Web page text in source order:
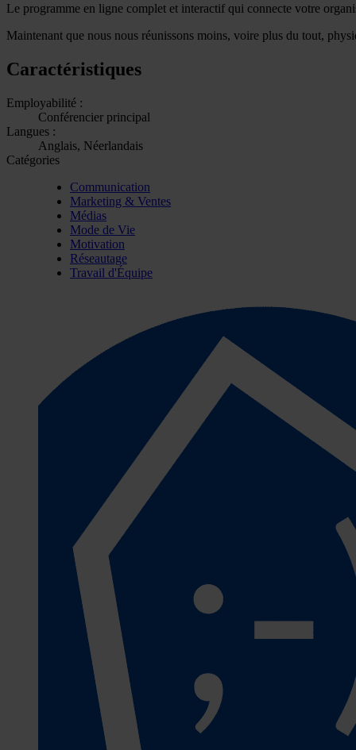
Le programme en ligne complet et interactif qui connecte votre
Maintenant que nous nous réunissons moins, voire plus du tout,
Caractéristiques
Employabilité :
Conférencier principal
Langues :
Anglais, Néerlandais
Catégories
Communication
Marketing & Ventes
Médias
Mode de Vie
Motivation
Réseautage
Travail d'Équipe